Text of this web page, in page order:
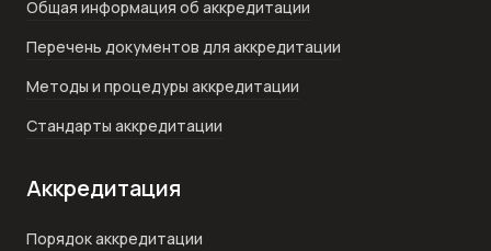
Общая информация об аккредитации
Перечень документов для аккредитации
Методы и процедуры аккредитации
Стандарты аккредитации
Аккредитация
Порядок аккредитации